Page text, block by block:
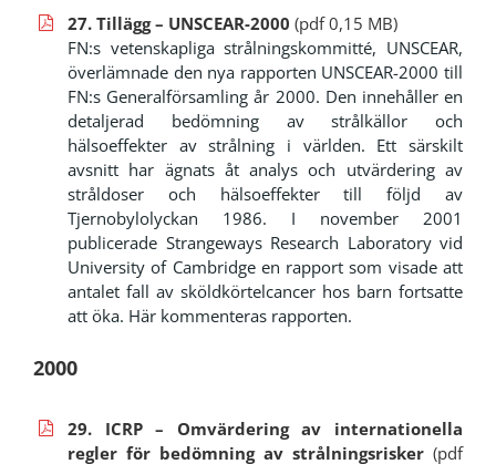
27. Tillägg – UNSCEAR-2000 (pdf 0,15 MB)
FN:s vetenskapliga strålningskommitté, UNSCEAR,
överlämnade den nya rapporten UNSCEAR-2000 till
FN:s Generalförsamling år 2000. Den innehåller en
detaljerad bedömning av strålkällor och
hälsoeffekter av strålning i världen. Ett särskilt
avsnitt har ägnats åt analys och utvärdering av
stråldoser och hälsoeffekter till följd av
Tjernobylolyckan 1986. I november 2001
publicerade Strangeways Research Laboratory vid
University of Cambridge en rapport som visade att
antalet fall av sköldkörtelcancer hos barn fortsatte
att öka. Här kommenteras rapporten.
2000
29. ICRP – Omvärdering av internationella
regler för bedömning av strålningsrisker (pdf